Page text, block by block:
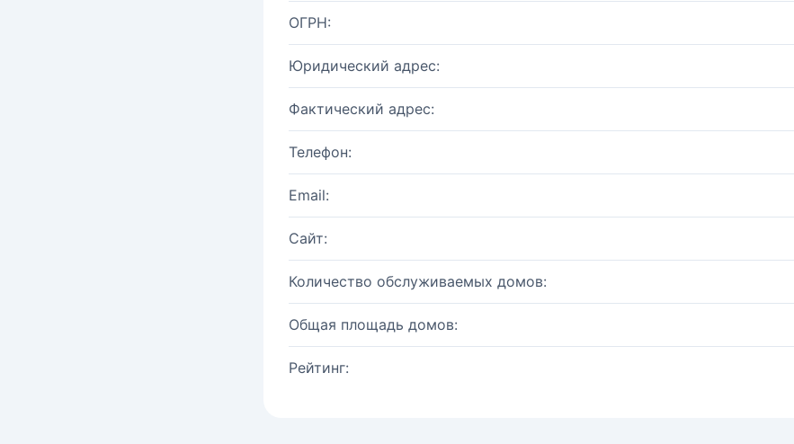
ОГРН:
Юридический адрес:
Фактический адрес:
Телефон:
Email:
Сайт:
Количество обслуживаемых домов:
Общая площадь домов:
Рейтинг: